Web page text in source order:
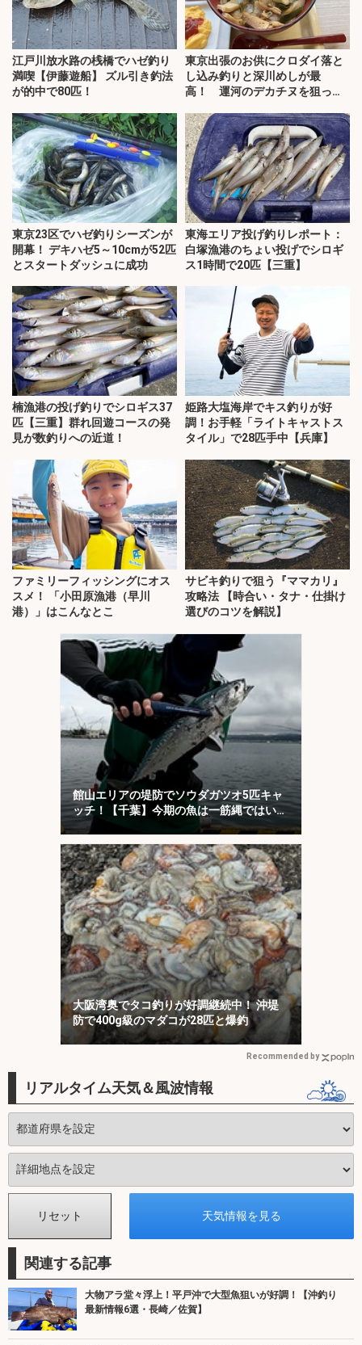
江戸川放水路の桟橋でハゼ釣り
満喫【伊藤遊船】 ズル引き釣法
が的中で80匹！
東京出張のお供にクロダイ落と
し込み釣りと深川めしが最
高！ 運河のデカチヌを狙って
東京23区でハゼ釣りシーズンが
開幕！ デキハゼ5～10cmが52匹
とスタートダッシュに成功
東海エリア投げ釣りレポート：
白塚漁港のちょい投げでシロギ
ス1時間で20匹【三重】
楠漁港の投げ釣りでシロギス37
匹【三重】群れ回遊コースの発
見が数釣りへの近道！
姫路大塩海岸でキス釣りが好
調！お手軽「ライトキャストス
タイル」で28匹手中【兵庫】
ファミリーフィッシングにオス
スメ！ 「小田原漁港（早川
港）」はこんなとこ
サビキ釣りで狙う『ママカリ』
攻略法 【時合い・タナ・仕掛け
選びのコツを解説】
館山エリアの堤防でソウダガツオ5匹キャ
ッチ！【千葉】今期の魚は一筋縄ではいか
ない？
大阪湾奥でタコ釣りが好調継続中！ 沖堤
防で400g級のマダコが28匹と爆釣
Recommended by
リアルタイム天気＆風波情報
関連する記事
大物アラ堂々浮上！平戸沖で大型魚狙いが好調！【沖釣り
最新情報6選・長崎／佐賀】